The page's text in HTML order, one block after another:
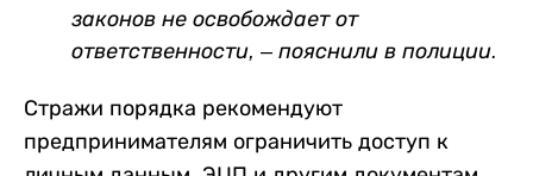
законов не освобождает от
ответственности, – пояснили в полиции.
Стражи порядка рекомендуют
предпринимателям ограничить доступ к